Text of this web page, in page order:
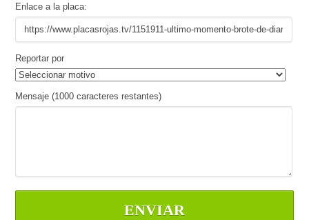
Enlace a la placa:
Reportar por
Mensaje (1000 caracteres restantes)